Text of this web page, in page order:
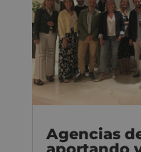
Agencias